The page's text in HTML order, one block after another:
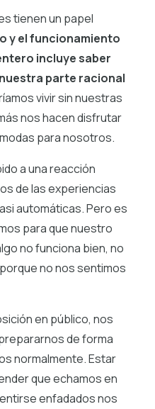
tienen un papel
y el funcionamiento
incluye saber
parte racional
vivir sin nuestras
nos hacen disfrutar
para nosotros.
a una reacción
de las experiencias
automáticas. Pero es
para que nuestro
no funciona bien, no
no nos sentimos
en público, nos
de forma
normalmente. Estar
que echamos en
enfadados nos